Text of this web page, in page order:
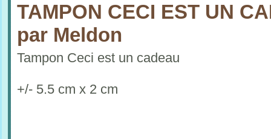
TAMPON CECI EST UN
par Meldon
Tampon Ceci est un cadeau
+/- 5.5 cm x 2 cm